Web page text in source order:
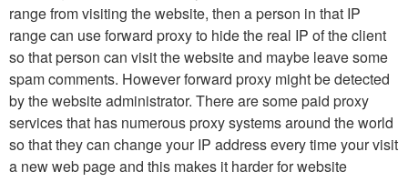
range from visiting the website, then a person in that IP
range can use forward proxy to hide the real IP of the client
so that person can visit the website and maybe leave some
spam comments. However forward proxy might be detected
by the website administrator. There are some paid proxy
services that has numerous proxy systems around the world
so that they can change your IP address every time your visit
a new web page and this makes it harder for website